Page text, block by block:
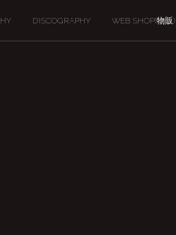
DISCOGRAPHY WEB SHOP(物販)